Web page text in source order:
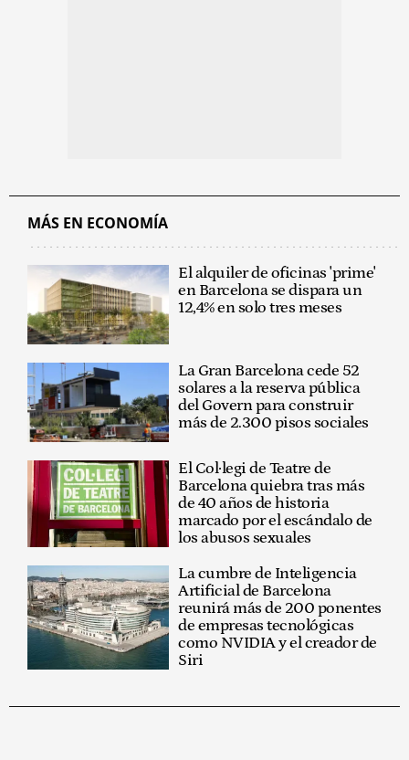
MÁS EN ECONOMÍA
El alquiler de oficinas 'prime'
en Barcelona se dispara un
12,4% en solo tres meses
La Gran Barcelona cede 52
solares a la reserva pública
del Govern para construir
más de 2.300 pisos sociales
El Col·legi de Teatre de
Barcelona quiebra tras más
de 40 años de historia
marcado por el escándalo de
los abusos sexuales
La cumbre de Inteligencia
Artificial de Barcelona
reunirá más de 200 ponentes
de empresas tecnológicas
como NVIDIA y el creador de
Siri